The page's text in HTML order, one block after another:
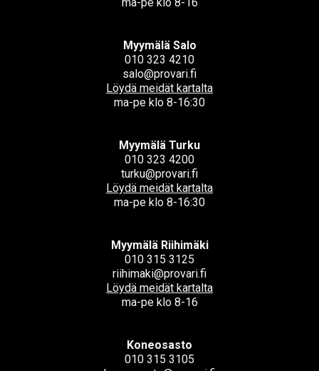
Myymälä Salo
010 323 4210
salo@provari.fi
Löydä meidät kartalta
ma-pe klo 8-16:30
Myymälä Turku
010 323 4200
turku@provari.fi
Löydä meidät kartalta
ma-pe klo 8-16:30
Myymälä Riihimäki
010 315 3125
riihimaki@provari.fi
Löydä meidät kartalta
ma-pe klo 8-16
Koneosasto
010 315 3105